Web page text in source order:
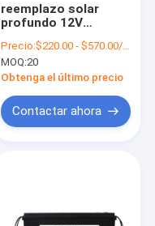
reemplazo solar
profundo 12V
granja de batería
solar del ciclo 150ah
Precio:$220.00 - $570.00/Unit 20.0 Units
MOQ:20
Obtenga el último precio
Contactar ahora